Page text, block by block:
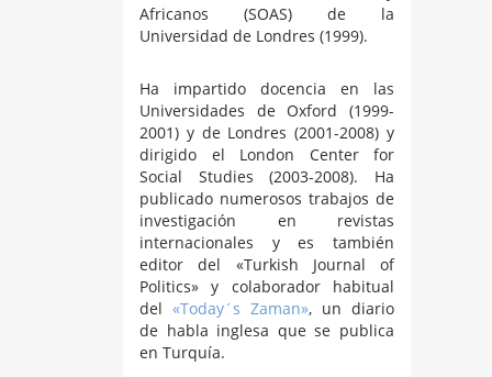
Africanos (SOAS) de la
Universidad de Londres (1999).
Ha impartido docencia en las
Universidades de Oxford (1999-
2001) y de Londres (2001-2008) y
dirigido el London Center for
Social Studies (2003-2008). Ha
publicado numerosos trabajos de
investigación en revistas
internacionales y es también
editor del «Turkish Journal of
Politics» y colaborador habitual
del «Today´s Zaman», un diario
de habla inglesa que se publica
en Turquía.